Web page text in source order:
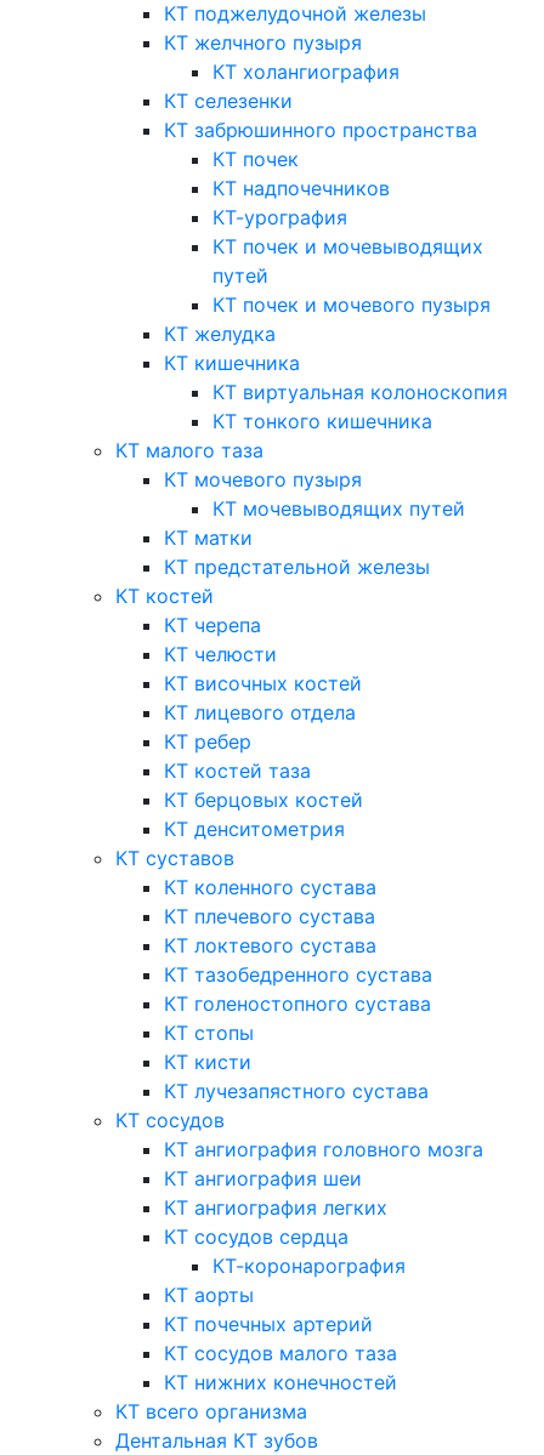
КТ поджелудочной железы
КТ желчного пузыря
КТ холангиография
КТ селезенки
КТ забрюшинного пространства
КТ почек
КТ надпочечников
КТ-урография
КТ почек и мочевыводящих
путей
КТ почек и мочевого пузыря
КТ желудка
КТ кишечника
КТ виртуальная колоноскопия
КТ тонкого кишечника
КТ малого таза
КТ мочевого пузыря
КТ мочевыводящих путей
КТ матки
КТ предстательной железы
КТ костей
КТ черепа
КТ челюсти
КТ височных костей
КТ лицевого отдела
КТ ребер
КТ костей таза
КТ берцовых костей
КТ денситометрия
КТ суставов
КТ коленного сустава
КТ плечевого сустава
КТ локтевого сустава
КТ тазобедренного сустава
КТ голеностопного сустава
КТ стопы
КТ кисти
КТ лучезапястного сустава
КТ сосудов
КТ ангиография головного мозга
КТ ангиография шеи
КТ ангиография легких
КТ сосудов сердца
КТ-коронарография
КТ аорты
КТ почечных артерий
КТ сосудов малого таза
КТ нижних конечностей
КТ всего организма
Дентальная КТ зубов